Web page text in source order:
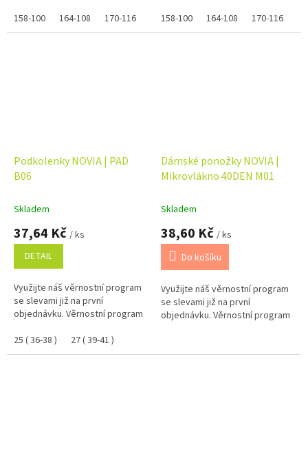
158-100
164-108 170-116
158-100
164-108 170-116
Podkolenky NOVIA | PAD
B06
Skladem
37,64 Kč / ks
DETAIL
Využijte náš věrnostní program
se slevami již na první
objednávku. Věrnostní program
25 ( 36-38 )
27 ( 39-41 )
Dámské ponožky NOVIA |
Mikrovlákno 40DEN M01
Skladem
38,60 Kč / ks
Do košíku
Využijte náš věrnostní program
se slevami již na první
objednávku. Věrnostní program